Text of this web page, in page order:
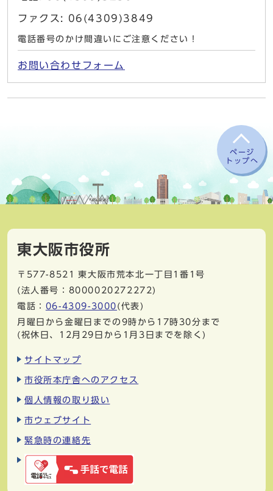
ファクス: 06(4309)3849
電話番号のかけ間違いにご注意ください！
お問い合わせフォーム
ページ
トップへ
東大阪市役所
〒577-8521
東大阪市荒本北一丁目1番1号
(法人番号：8000020272272)
電話： 06-4309-3000 (代表)
月曜日から金曜日までの9時から17時30分まで
(祝休日、12月29日から1月3日までを除く)
サイトマップ
市役所本庁舎へのアクセス
個人情報の取り扱い
市ウェブサイト
緊急時の連絡先